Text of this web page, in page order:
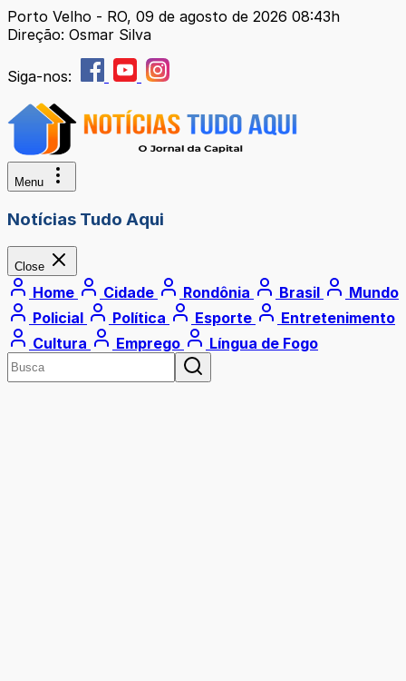
Porto Velho - RO, 09 de agosto de 2026 08:43h
Direção: Osmar Silva
Siga-nos:
Menu
Notícias Tudo Aqui
Close
Home Cidade Rondônia Brasil
Mundo
Policial
Política Esporte
Entretenimento
Cultura
Emprego Língua de Fogo